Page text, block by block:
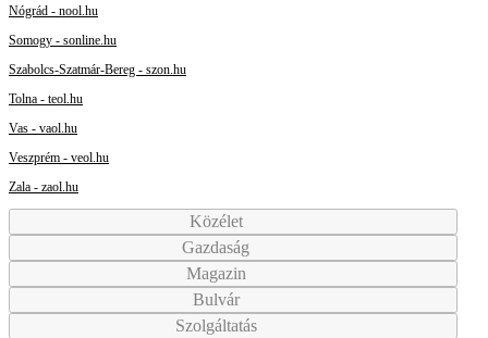
Nógrád - nool.hu
Somogy - sonline.hu
Szabolcs-Szatmár-Bereg - szon.hu
Tolna - teol.hu
Vas - vaol.hu
Veszprém - veol.hu
Zala - zaol.hu
Közélet
Gazdaság
Magazin
Bulvár
Szolgáltatás